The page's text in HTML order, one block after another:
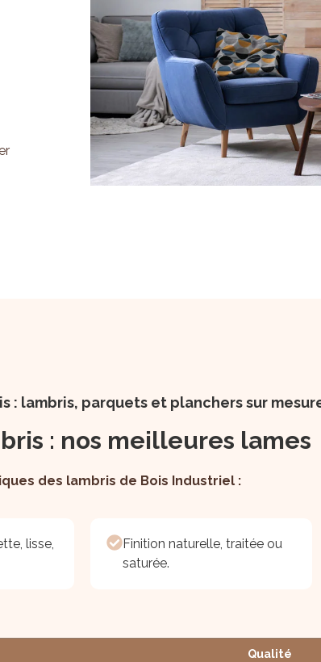
: lambris, parquets et planchers sur
: nos meilleures lames
des lambris de Bois Industriel :
lisse,
Finition naturelle, traitée ou
saturée.
Qualité